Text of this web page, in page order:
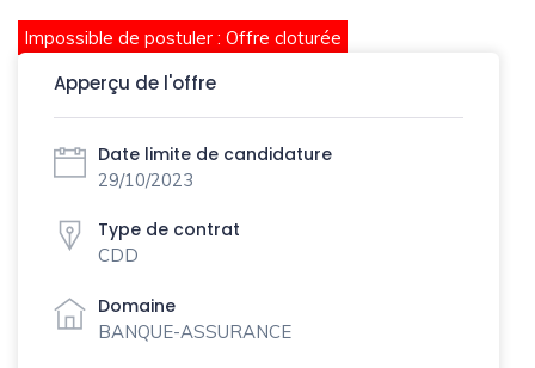
Impossible de postuler : Offre cloturée
Apperçu de l'offre
Date limite de candidature
29/10/2023
Type de contrat
CDD
Domaine
BANQUE-ASSURANCE